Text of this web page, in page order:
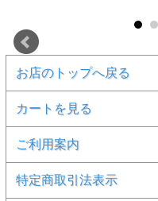
お店のトップへ戻る
カートを見る
ご利用案内
特定商取引法表示